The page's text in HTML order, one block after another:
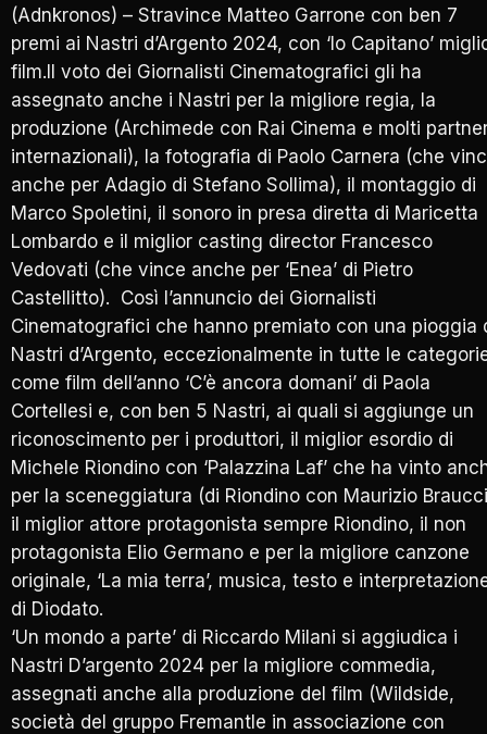
(Adnkronos) – Stravince Matteo Garrone con ben 7
premi ai Nastri d’Argento 2024, con ‘Io Capitano’
film.Il voto dei Giornalisti Cinematografici gli ha
assegnato anche i Nastri per la migliore regia, la
produzione (Archimede con Rai Cinema e molti
internazionali), la fotografia di Paolo Carnera (che
anche per Adagio di Stefano Sollima), il montaggio di
Marco Spoletini, il sonoro in presa diretta di Maricetta
Lombardo e il miglior casting director Francesco
Vedovati (che vince anche per ‘Enea’ di Pietro
Castellitto). Così l’annuncio dei Giornalisti
Cinematografici che hanno premiato con una pioggia
Nastri d’Argento, eccezionalmente in tutte le
come film dell’anno ‘C’è ancora domani’ di Paola
Cortellesi e, con ben 5 Nastri, ai quali si aggiunge un
riconoscimento per i produttori, il miglior esordio di
Michele Riondino con ‘Palazzina Laf’ che ha vinto
per la sceneggiatura (di Riondino con Maurizio
il miglior attore protagonista sempre Riondino, il non
protagonista Elio Germano e per la migliore canzone
originale, ‘La mia terra’, musica, testo e
di Diodato.
‘Un mondo a parte’ di Riccardo Milani si aggiudica i
Nastri D’argento 2024 per la migliore commedia,
assegnati anche alla produzione del film (Wildside,
società del gruppo Fremantle in associazione con